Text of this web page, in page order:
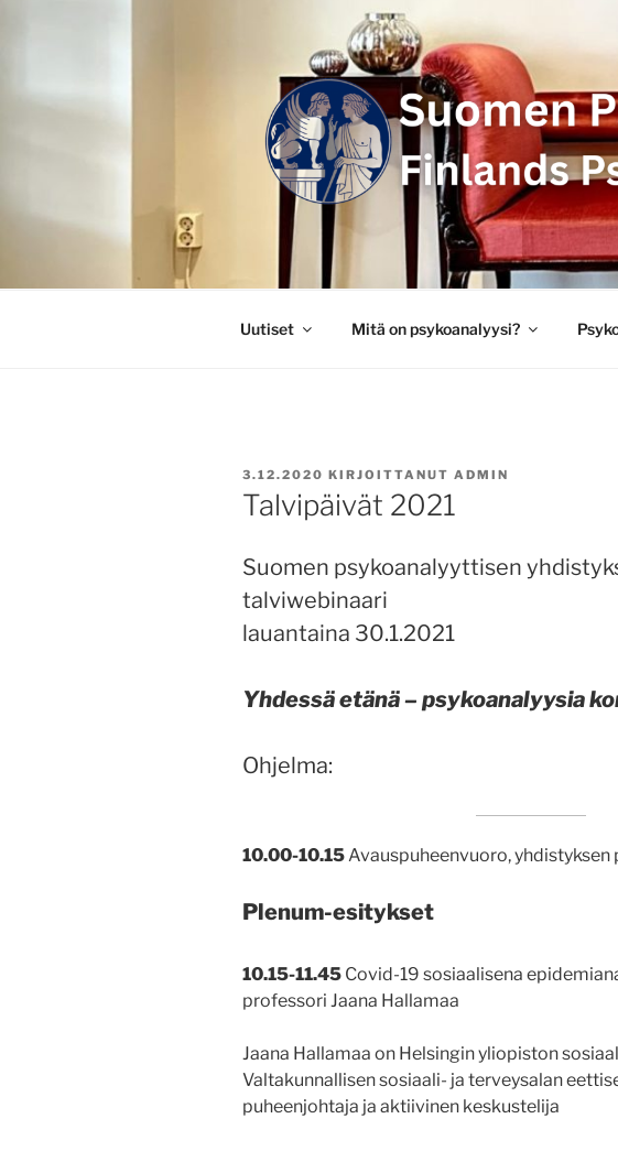
SUOMEN
FINLANDS
Uutiset Mitä on psykoanalyysi?
JULKAISTU
3.12.2020 KIRJOITTANUT ADMIN
Talvipäivät 2021
Suomen psykoanalyyttisen
talviwebinaari
lauantaina 30.1.2021
Yhdessä etänä – psykoanalyysia
Ohjelma:
10.00-10.15Avauspuheenvuoro, yhdistyksen
Plenum-esitykset
10.15-11.45 Covid-19 sosiaalisena
professori Jaana Hallamaa
Jaana Hallamaa on Helsingin yliopiston
Valtakunnallisen sosiaali- ja terveysalan
puheenjohtaja ja aktiivinen keskustelija